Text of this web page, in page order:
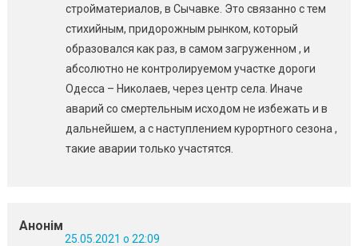
стройматериалов, в Сычавке. Это связанно с тем
стихийным, придорожным рынком, который
образовался как раз, в самом загруженном , и
абсолютно не контролируемом участке дороги
Одесса – Николаев, через центр села. Иначе
аварий со смертельным исходом не избежать и в
дальнейшем, а с наступлением курортного сезона ,
такие аварии только участятся.
Анонім
25.05.2021 о 22:09